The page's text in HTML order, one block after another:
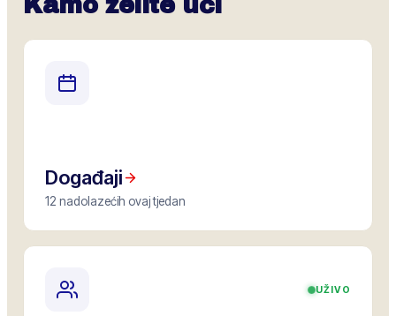
Kamo želite ući
Događaji
12 nadolazećih ovaj tjedan
UŽIVO